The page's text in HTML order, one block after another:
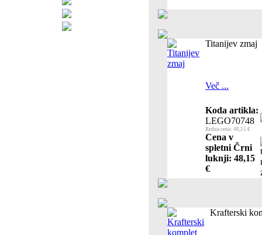
Titanijev zmaj
Več ...
Koda artikla:
LEGO70748
Redna cena: 48,15 €
Cena v
spletni Črni
luknji: 48,15
€
Krafterski